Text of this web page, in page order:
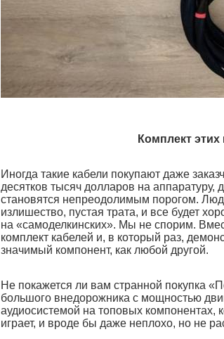
Комплект
Иногда такие кабели покупают даже
десятков тысяч долларов на аппаратуру,
становятся непреодолимым порогом.
излишество, пустая трата, и все будет
на «самоделкинских». Мы не спорим.
комплект кабелей и, в который раз,
значимый компонент, как любой другой.
Не покажется ли вам странной покупка
большого внедорожника с мощностью
аудиосистемой на топовых
играет, и вроде бы даже неплохо, но не